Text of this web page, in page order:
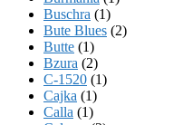
Buschra (1)
Bute Blues (2)
Butte (1)
Bzura (2)
C-1520 (1)
Cajka (1)
Calla (1)